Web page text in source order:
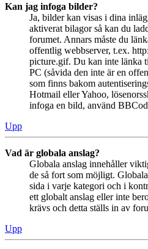
Kan jag infoga bilder?
Ja, bilder kan visas i dina
aktiverat bilagor så kan du
forumet. Annars måste du
offentlig webbserver, t.ex.
picture.gif. Du kan inte länka
PC (såvida den inte är en
som finns bakom
Hotmail eller Yahoo,
infoga en bild, använd
Upp
Vad är globala anslag?
Globala anslag innehåller
de så fort som möjligt.
sida i varje kategori och i
ett globalt anslag eller inte
krävs och detta ställs in av
Upp